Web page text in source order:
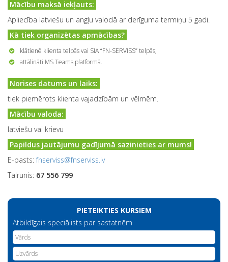
Mācību maksā iekļauts:
Apliecība latviešu un angļu valodā ar derīguma termiņu 5 gadi.
Kā tiek organizētas apmācības?
klātienē klienta telpās vai SIA “FN-SERVISS” telpās;
attālināti MS Teams platformā.
Norises datums un laiks:
tiek piemērots klienta vajadzībām un vēlmēm.
Mācību valoda:
latviešu vai krievu
Papildus jautājumu gadījumā sazinieties ar mums!
E-pasts:fnserviss@fnserviss.lv
Tālrunis: 67 556 799
PIETEIKTIES KURSIEM
Atbildīgais speciālists par sastatnēm